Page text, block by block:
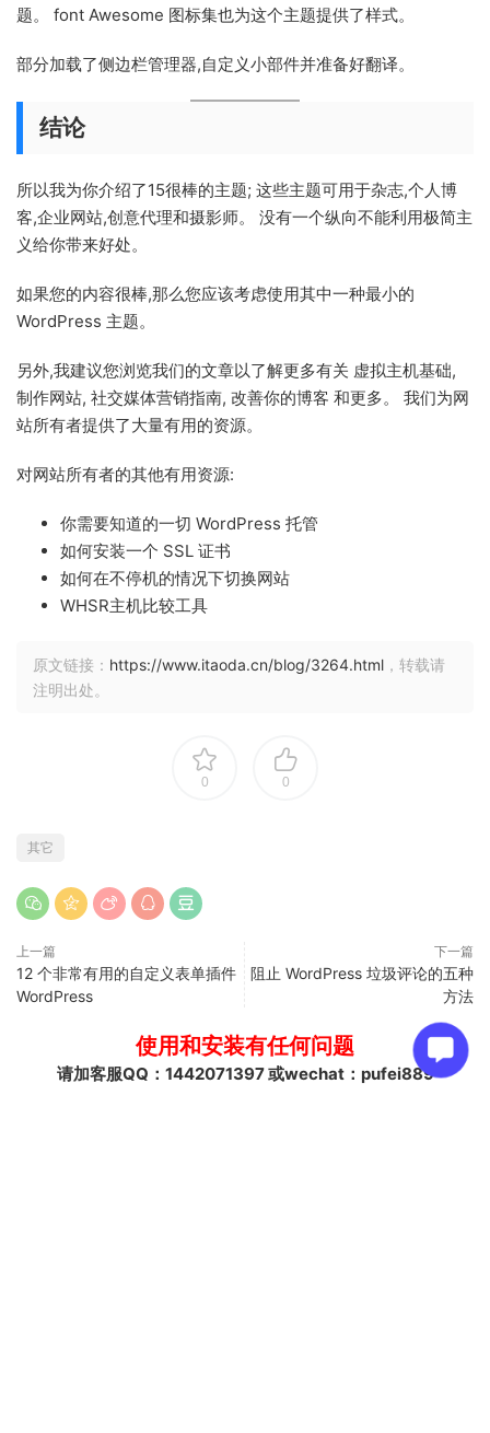
题。 font Awesome 图标集也为这个主题提供了样式。
部分加载了侧边栏管理器,自定义小部件并准备好翻译。
结论
所以我为你介绍了15很棒的主题; 这些主题可用于杂志,个人博
客,企业网站,创意代理和摄影师。 没有一个纵向不能利用极简主
义给你带来好处。
如果您的内容很棒,那么您应该考虑使用其中一种最小的
WordPress 主题。
另外,我建议您浏览我们的文章以了解更多有关 虚拟主机基础,
制作网站, 社交媒体营销指南, 改善你的博客 和更多。 我们为网
站所有者提供了大量有用的资源。
对网站所有者的其他有用资源:
你需要知道的一切 WordPress 托管
如何安装一个 SSL 证书
如何在不停机的情况下切换网站
WHSR主机比较工具
原文链接： https://www.itaoda.cn/blog/3264.html ，转载请
注明出处。
0 0
其它
上一篇
12 个非常有用的自定义表单插件
WordPress
下一篇
阻止 WordPress 垃圾评论的五种
方法
使用和安装有任何问题
请加客服QQ：1442071397 或wechat：pufei889